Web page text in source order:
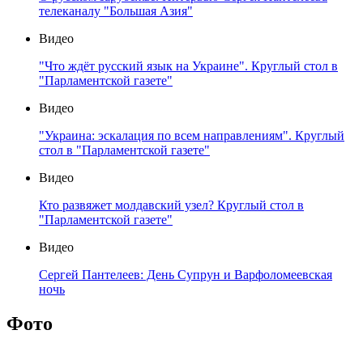
телеканалу "Большая Азия"
Видео
"Что ждёт русский язык на Украине". Круглый стол в
"Парламентской газете"
Видео
"Украина: эскалация по всем направлениям". Круглый
стол в "Парламентской газете"
Видео
Кто развяжет молдавский узел? Круглый стол в
"Парламентской газете"
Видео
Сергей Пантелеев: День Супрун и Варфоломеевская
ночь
Фото